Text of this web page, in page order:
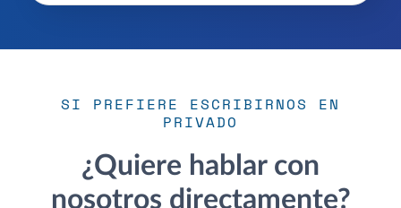
SI PREFIERE ESCRIBIRNOS EN
PRIVADO
¿Quiere hablar con
nosotros directamente?